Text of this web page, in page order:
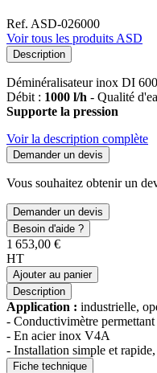
Ref. ASD-026000
Voir tous les produits ASD
Description
Déminéralisateur inox DI
Débit : 1000 l/h - Qualité
Supporte la pression
Voir la description complète
Demander un devis
Vous souhaitez obtenir un
Demander un devis
Besoin d'aide ?
1 653,00 €
HT
Ajouter au panier
Description
Application : industrielle,
- Conductivimètre
- En acier inox V4A
- Installation simple et
Fiche technique